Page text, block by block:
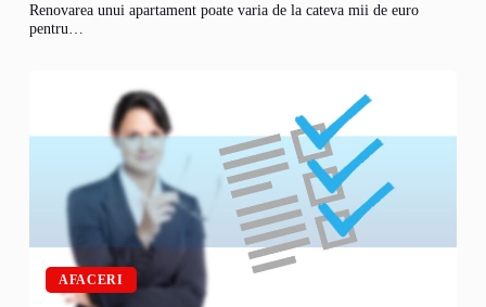
Renovarea unui apartament poate varia de la cateva mii de euro
pentru…
AFACERI